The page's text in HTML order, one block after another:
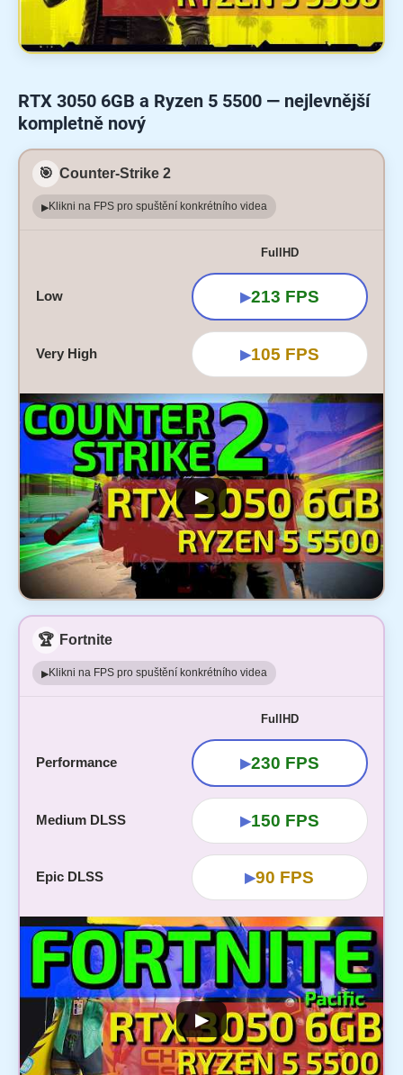
RTX 3050 6GB a Ryzen 5 5500 — nejlevnější
kompletně nový
🎯 Counter-Strike 2
▶Klikni na FPS pro spuštění konkrétního videa
FullHD
Low ▶213 FPS
Very High ▶105 FPS
▶
🏆 Fortnite
▶Klikni na FPS pro spuštění konkrétního videa
FullHD
Performance ▶230 FPS
Medium DLSS ▶150 FPS
Epic DLSS ▶90 FPS
▶